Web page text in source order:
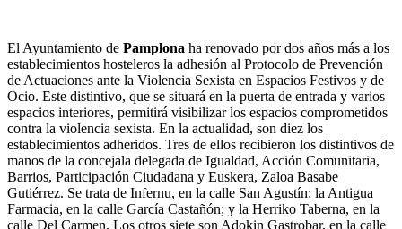
El Ayuntamiento de Pamplona ha renovado por dos años más a los
establecimientos hosteleros la adhesión al Protocolo de Prevención
de Actuaciones ante la Violencia Sexista en Espacios Festivos y de
Ocio. Este distintivo, que se situará en la puerta de entrada y varios
espacios interiores, permitirá visibilizar los espacios comprometidos
contra la violencia sexista. En la actualidad, son diez los
establecimientos adheridos. Tres de ellos recibieron los distintivos de
manos de la concejala delegada de Igualdad, Acción Comunitaria,
Barrios, Participación Ciudadana y Euskera, Zaloa Basabe
Gutiérrez. Se trata de Infernu, en la calle San Agustín; la Antigua
Farmacia, en la calle García Castañón; y la Herriko Taberna, en la
calle Del Carmen. Los otros siete son Adokin Gastrobar, en la calle